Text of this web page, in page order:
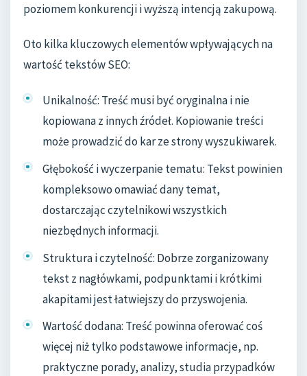
poziomem konkurencji i wyższą intencją zakupową.
Oto kilka kluczowych elementów wpływających na
wartość tekstów SEO:
Unikalność: Treść musi być oryginalna i nie
kopiowana z innych źródeł. Kopiowanie treści
może prowadzić do kar ze strony wyszukiwarek.
Głębokość i wyczerpanie tematu: Tekst powinien
kompleksowo omawiać dany temat,
dostarczając czytelnikowi wszystkich
niezbędnych informacji.
Struktura i czytelność: Dobrze zorganizowany
tekst z nagłówkami, podpunktami i krótkimi
akapitami jest łatwiejszy do przyswojenia.
Wartość dodana: Treść powinna oferować coś
więcej niż tylko podstawowe informacje, np.
praktyczne porady, analizy, studia przypadków